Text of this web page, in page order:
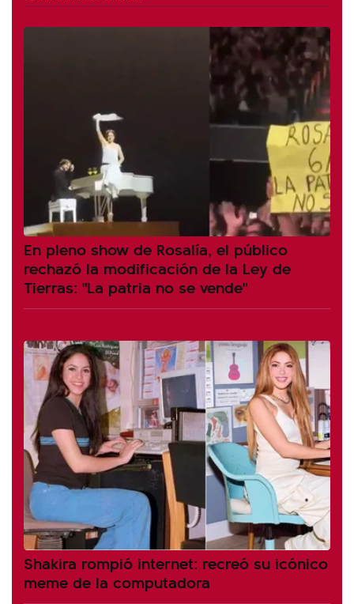
En pleno show de Rosalía, el público
rechazó la modificación de la Ley de
Tierras: "La patria no se vende"
Shakira rompió internet: recreó su icónico
meme de la computadora